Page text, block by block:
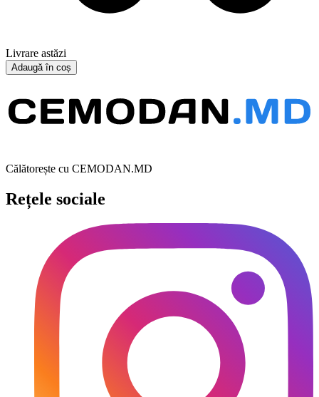
Livrare astăzi
Adaugă în coș
Călătorește cu CEMODAN.MD
Rețele sociale